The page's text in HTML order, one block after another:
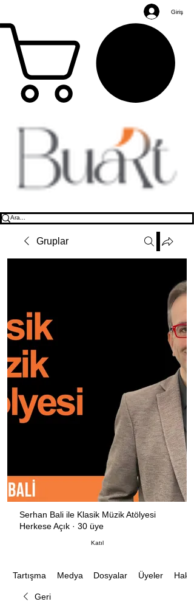
Giriş
Gruplar
Serhan Bali ile Klasik Müzik Atölyesi
Herkese Açık · 30 üye
Katıl
Tartışma Medya Dosyalar Üyeler
Geri